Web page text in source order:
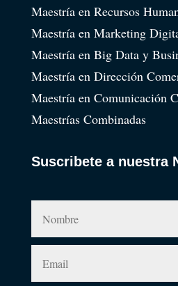
Maestría en Recursos
Maestría en Marketing
Maestría en Big Data y
Maestría en Dirección
Maestría en Comunicación
Maestrías Combinadas
Suscribete a nuestra